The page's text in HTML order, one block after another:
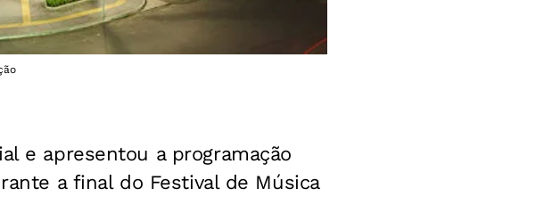
e apresentou a programação
a final do Festival de Música